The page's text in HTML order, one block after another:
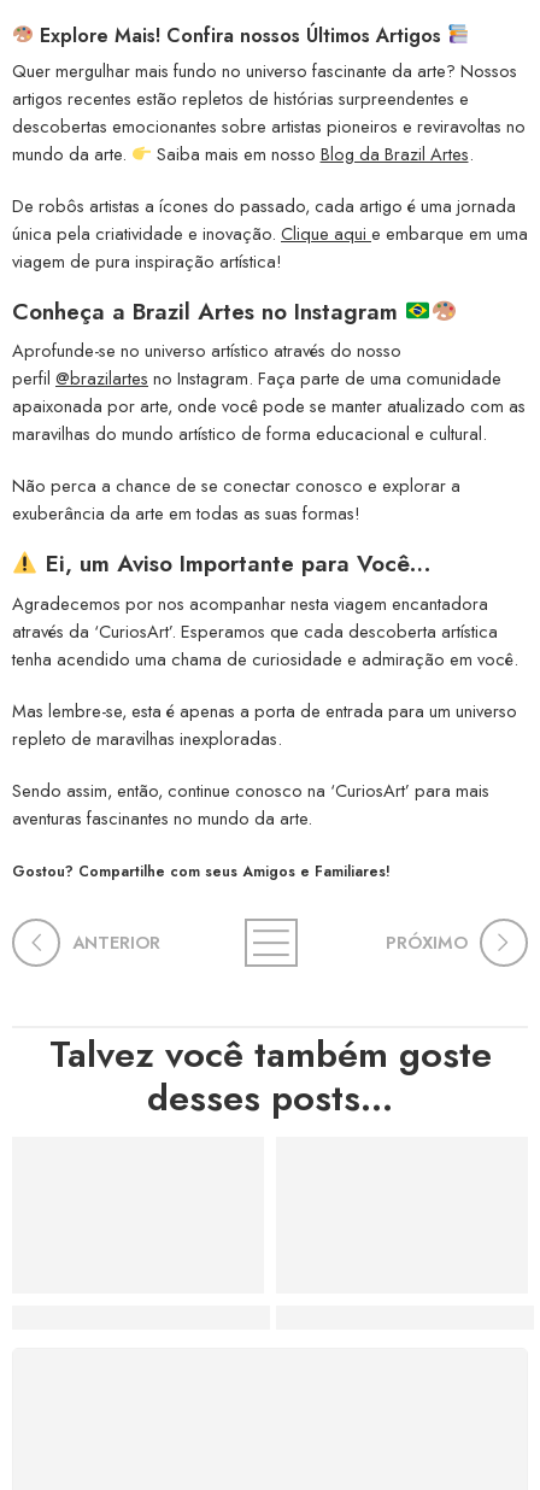
Explore Mais! Confira nossos Últimos Artigos
Quer mergulhar mais fundo no universo fascinante da arte? Nossos
artigos recentes estão repletos de histórias surpreendentes e
descobertas emocionantes sobre artistas pioneiros e reviravoltas no
mundo da arte.
Saiba mais em nosso Blog da Brazil Artes.
De robôs artistas a ícones do passado, cada artigo é uma jornada
única pela criatividade e inovação. Clique aqui e embarque em uma
viagem de pura inspiração artística!
Conheça a Brazil Artes no Instagram
Aprofunde-se no universo artístico através do nosso
perfil @brazilartes no Instagram. Faça parte de uma comunidade
apaixonada por arte, onde você pode se manter atualizado com as
maravilhas do mundo artístico de forma educacional e cultural.
Não perca a chance de se conectar conosco e explorar a
exuberância da arte em todas as suas formas!
Ei, um Aviso Importante para Você…
Agradecemos por nos acompanhar nesta viagem encantadora
através da ‘CuriosArt’. Esperamos que cada descoberta artística
tenha acendido uma chama de curiosidade e admiração em você.
Mas lembre-se, esta é apenas a porta de entrada para um universo
repleto de maravilhas inexploradas.
Sendo assim, então, continue conosco na ‘CuriosArt’ para mais
aventuras fascinantes no mundo da arte.
Gostou? Compartilhe com seus Amigos e Familiares!
ANTERIOR PRÓXIMO
Talvez você também goste
desses posts...